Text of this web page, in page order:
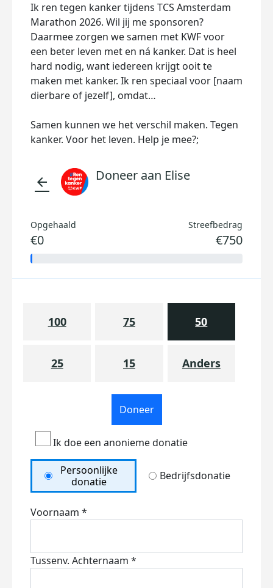
Ik ren tegen kanker tijdens TCS Amsterdam
Marathon 2026. Wil jij me sponsoren?
Daarmee zorgen we samen met KWF voor
een beter leven met en ná kanker. Dat is heel
hard nodig, want iedereen krijgt ooit te
maken met kanker. Ik ren speciaal voor [naam
dierbare of jezelf], omdat…
Samen kunnen we het verschil maken. Tegen
kanker. Voor het leven. Help je mee?;
arrow_back Doneer aan Elise
Opgehaald
€0
Streefbedrag
€750
100 75 50
25 15 Anders
Doneer
Ik doe een anonieme donatie
Persoonlijke
donatie
Bedrijfsdonatie
Voornaam *
Tussenv. Achternaam *